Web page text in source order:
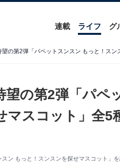
連載 ライフ グ
望の第2弾「パペ
マスコット」全5
ン もっと！スンスンを探せマスコット」